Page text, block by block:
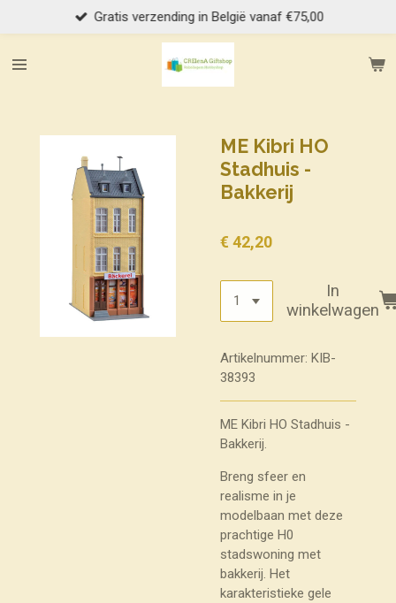
direct
naar
Gratis verzending in België vanaf €75,00
ME Kibri HO
Stadhuis -
Bakkerij
€ 42,20
In
winkelwagen
Artikelnummer: KIB-
38393
ME Kibri HO Stadhuis -
Bakkerij.
Breng sfeer en
realisme in je
modelbaan met deze
prachtige H0
stadswoning met
bakkerij. Het
karakteristieke gele